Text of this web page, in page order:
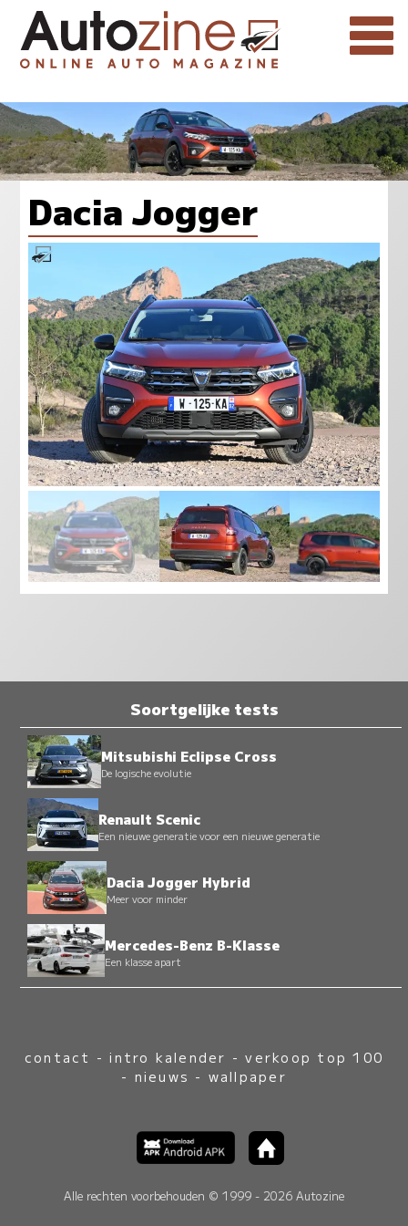
Dacia Jogger
Soortgelijke tests
Mitsubishi Eclipse Cross
De logische evolutie
Renault Scenic
Een nieuwe generatie voor een nieuwe generatie
Dacia Jogger Hybrid
Meer voor minder
Mercedes-Benz B-Klasse
Een klasse apart
contact -intro kalender -verkoop top 100
- nieuws - wallpaper
Alle rechten voorbehouden © 1999 - 2026 Autozine